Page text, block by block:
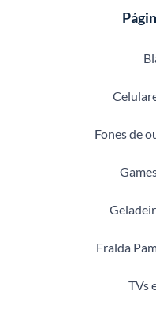
Fones de
Fralda
TVs